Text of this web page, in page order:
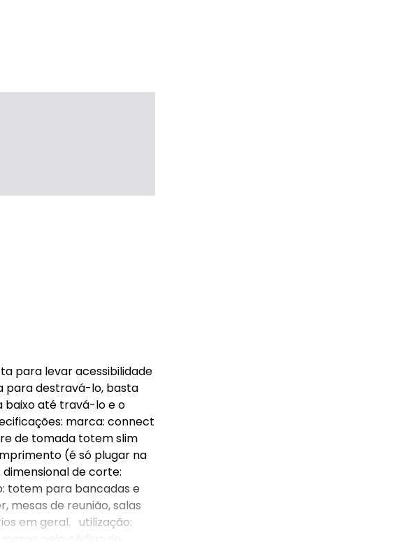
para levar acessibilidade
para destravá-lo, basta
baixo até travá-lo e o
marca: connect
de tomada totem slim
(é só plugar na
de corte:
totem para bancadas e
mesas de reunião, salas
em geral. utilização:
pelo código de